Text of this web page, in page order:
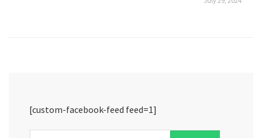
[custom-facebook-feed feed=1]